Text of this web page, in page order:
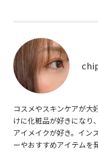
コスメやスキンケアが大
けに化粧品が好きになり
アイメイクが好き。イン
ーやおすすめアイテムを